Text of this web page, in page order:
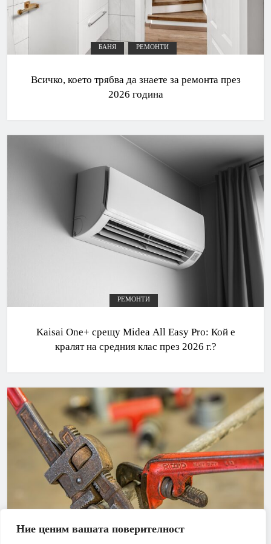
Ние ценим вашата поверителност
БАНЯ РЕМОНТИ
Всичко, което трябва да знаете за ремонта през
2026 година
РЕМОНТИ
Kaisai One+ срещу Midea All Easy Pro: Кой е
кралят на средния клас през 2026 г.?